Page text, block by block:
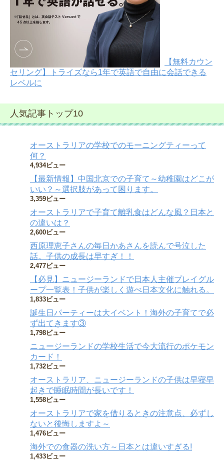
【無料カウン
セリング】トライズなら1年で英語で自由に会話できる
レベルに
人気記事トップ10
オーストラリアの学校でのモーニングティーって
何？
4,934ビュー
【最新情報】中国北京での子育て～幼稚園はどこが
いい？～選択肢があって困ります。
3,359ビュー
オーストラリアで子育て離乳食はどんな風？日本と
の違いは？
2,600ビュー
西原理恵子さんの毎日かあさんを読んで号泣した
話。子供の成長は早すぎ！！
2,477ビュー
【必見】ニュージーランドで日本人主催プレイグル
ープ一覧表！子供が楽しく遊べ日本文化に触れる。
1,833ビュー
誕生日パーティーは大イベント！海外の子育てで必
ず出てきます③
1,798ビュー
ニュージーランドの学校生活で今大流行のポケモン
カード！
1,732ビュー
オーストラリア、ニュージーランドの子供は早寝早
起きで睡眠時間が長いです！
1,558ビュー
オーストラリアで家を借りるときの注意点、必ずし
ないと後悔しますよ～
1,476ビュー
海外での食器の洗い方～日本とは違いすぎる!
1,433ビュー